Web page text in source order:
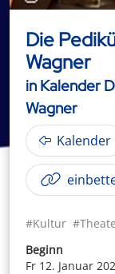
Die
Wagner
in Kalender
Wagner
Kalender
#Kultur
Beginn
Fr 12. Januar